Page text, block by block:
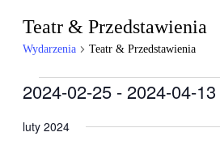
Teatr & Przedstawienia
Wydarzenia Teatr & Przedstawienia
Wydarzenia
2024-02-25 - 2024-04-13
datę.
luty 2024